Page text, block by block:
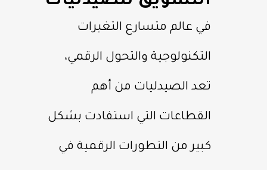
في عالم متسارع التغيرات
التكنولوجية والتحول الرقمي،
تعد الصيدليات من أهم
القطاعات التي استفادت بشكل
كبير من التطورات الرقمية في